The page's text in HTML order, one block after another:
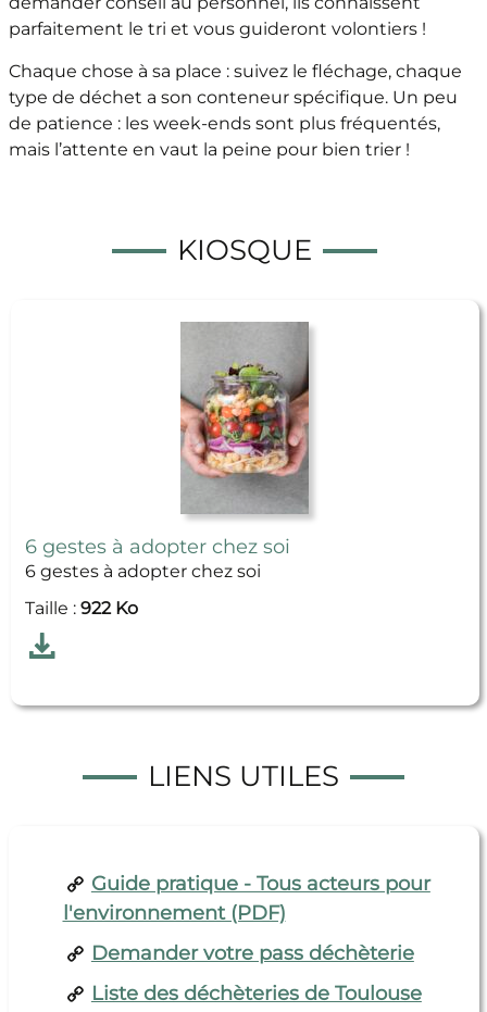
parfaitement le tri et vous guideront volontiers !
Chaque chose à sa place : suivez le fléchage, chaque
type de déchet a son conteneur spécifique. Un peu
de patience : les week-ends sont plus fréquentés,
mais l’attente en vaut la peine pour bien trier !
KIOSQUE
6 gestes à adopter chez soi
6 gestes à adopter chez soi
Taille : 922 Ko
Télécharger
LIENS UTILES
Guide pratique - Tous acteurs pour
l'environnement (PDF)
Demander votre pass déchèterie
Liste des déchèteries de Toulouse